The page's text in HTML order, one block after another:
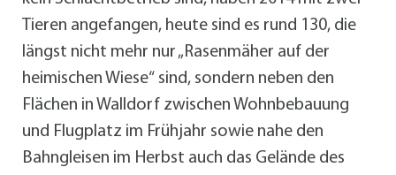
Tieren angefangen, heute sind es rund 130, die
längst nicht mehr nur „Rasenmäher auf der
heimischen Wiese“ sind, sondern neben den
Flächen in Walldorf zwischen Wohnbebauung
und Flugplatz im Frühjahr sowie nahe den
Bahngleisen im Herbst auch das Gelände des